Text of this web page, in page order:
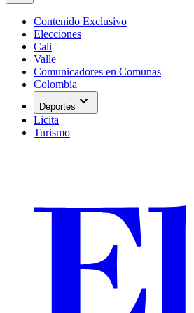
Contenido Exclusivo
Elecciones
Cali
Valle
Comunicadores en Comunas
Colombia
Deportes expand_more
Licita
Turismo